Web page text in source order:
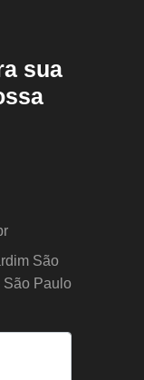
sua
São
São Paulo